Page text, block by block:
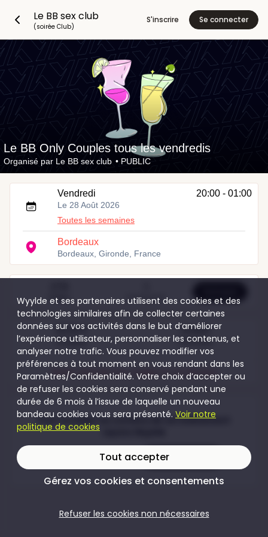
Le BB sex club
(soirée Club)
S'inscrire Se connecter
Le BB Only Couples tous les vendredis
Organisé par Le BB sex club • PUBLIC
Vendredi 20:00 - 01:00
Le 28 Août 2026
Toutes les semaines
Bordeaux
Bordeaux, Gironde, France
Visites Participants
30,00 €
Couples
Gratuit
Femmes
Soirée réservée aux couples et aux femmes
Pour accéder au contenu de cet évènement
Je crée mon compte Je me connecte
Wyylde et ses partenaires utilisent des cookies et des
technologies similaires afin de collecter certaines
données sur vos activités dans le but d’améliorer
l’expérience utilisateur, personnaliser les contenus, et
analyser notre trafic. Vous pouvez modifier vos
préférences à tout moment en vous rendant dans les
Paramètres/Confidentialité. Votre choix d’accepter ou
de refuser les cookies sera conservé pendant une
durée de 6 mois à l’issue de laquelle un nouveau
bandeau cookies vous sera présenté. Voir notre
politique de cookies
Tout accepter
Gérez vos cookies et consentements
Refuser les cookies non nécessaires